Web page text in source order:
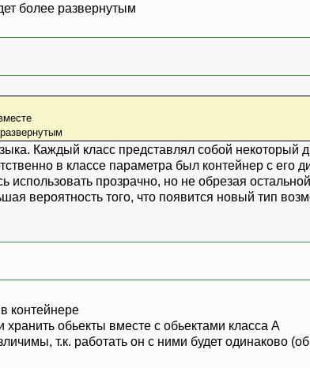
более развернутым
Каждый класс представлял собой некоторый
в классе параметра был контейнер с его
прозрачно, но не обрезая
вероятность того, что появится новый тип
контейнере
обьекты вместе с обьектами класса А
т.к. работать он с ними будет одинаково